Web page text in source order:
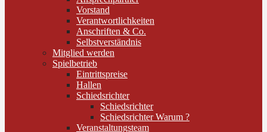
Vorstand
Verantwortlichkeiten
Anschriften & Co.
Selbstverständnis
Mitglied werden
Spielbetrieb
Eintrittspreise
Hallen
Schiedsrichter
Schiedsrichter
Schiedsrichter Warum ?
Veranstaltungsteam